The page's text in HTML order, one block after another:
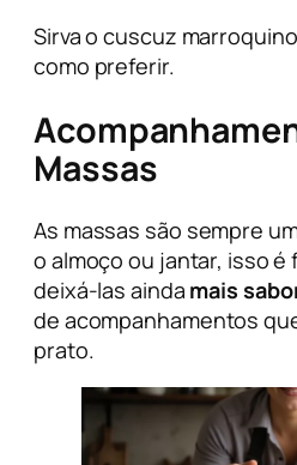
Sirva o cuscuz
como preferir.
Massas
As massas são sempre
o almoço ou jantar, isso é
deixá-las ainda mais
de acompanhamentos
prato.